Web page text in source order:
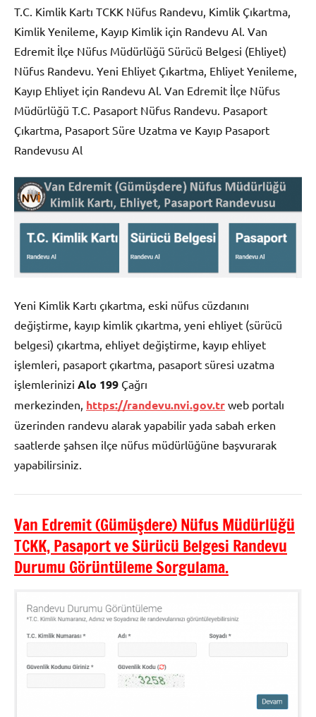
T.C. Kimlik Kartı TCKK Nüfus Randevu, Kimlik Çıkartma,
Kimlik Yenileme, Kayıp Kimlik için Randevu Al. Van
Edremit İlçe Nüfus Müdürlüğü Sürücü Belgesi (Ehliyet)
Nüfus Randevu. Yeni Ehliyet Çıkartma, Ehliyet Yenileme,
Kayıp Ehliyet için Randevu Al. Van Edremit İlçe Nüfus
Müdürlüğü T.C. Pasaport Nüfus Randevu. Pasaport
Çıkartma, Pasaport Süre Uzatma ve Kayıp Pasaport
Randevusu Al
Yeni Kimlik Kartı çıkartma, eski nüfus cüzdanını
değiştirme, kayıp kimlik çıkartma, yeni ehliyet (sürücü
belgesi) çıkartma, ehliyet değiştirme, kayıp ehliyet
işlemleri, pasaport çıkartma, pasaport süresi uzatma
işlemlerinizi Alo 199 Çağrı
merkezinden, https://randevu.nvi.gov.tr web portalı
üzerinden randevu alarak yapabilir yada sabah erken
saatlerde şahsen ilçe nüfus müdürlüğüne başvurarak
yapabilirsiniz.
Van Edremit (Gümüşdere) Nüfus Müdürlüğü
TCKK, Pasaport ve Sürücü Belgesi Randevu
Durumu Görüntüleme Sorgulama.